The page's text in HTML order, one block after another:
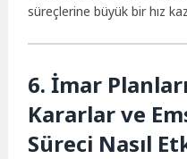
süreçlerine büyük bir hız
6. İmar
Kararlar ve
Süreci Nasıl